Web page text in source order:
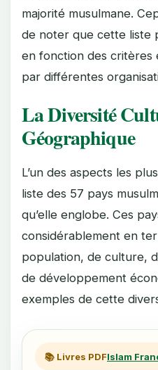
majorité musulmane.
de noter que cette liste
en fonction des critères
par différentes
La Diversité
Géographique
L’un des aspects les
liste des 57 pays
qu’elle englobe. Ces
considérablement en
population, de culture,
de développement
exemples de cette
📚 Livres PDFIslam